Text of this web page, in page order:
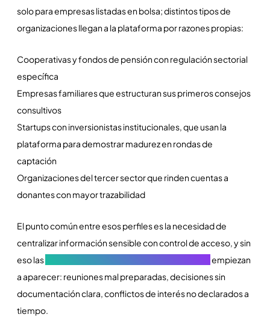
solo para empresas listadas en bolsa; distintos tipos de
organizaciones llegan a la plataforma por razones propias:
Cooperativas y fondos de pensión con regulación sectorial
específica
Empresas familiares que estructuran sus primeros consejos
consultivos
Startups con inversionistas institucionales, que usan la
plataforma para demostrar madurez en rondas de
captación
Organizaciones del tercer sector que rinden cuentas a
donantes con mayor trazabilidad
El punto común entre esos perfiles es la necesidad de
centralizar información sensible con control de acceso, y sin
eso las
empiezan
a aparecer: reuniones mal preparadas, decisiones sin
documentación clara, conflictos de interés no declarados a
tiempo.